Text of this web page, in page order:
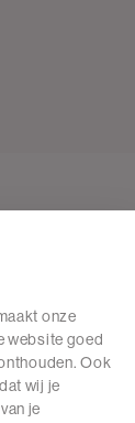
onze
website goed
Ook
wij je
je